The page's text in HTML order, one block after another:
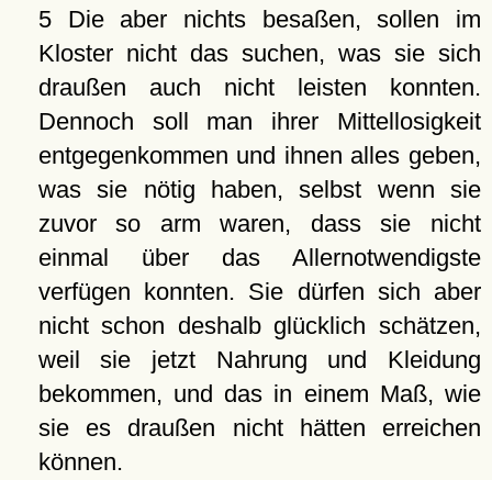
5 Die aber nichts besaßen, sollen im
Kloster nicht das suchen, was sie sich
draußen auch nicht leisten konnten.
Dennoch soll man ihrer Mittellosigkeit
entgegenkommen und ihnen alles geben,
was sie nötig haben, selbst wenn sie
zuvor so arm waren, dass sie nicht
einmal über das Allernotwendigste
verfügen konnten. Sie dürfen sich aber
nicht schon deshalb glücklich schätzen,
weil sie jetzt Nahrung und Kleidung
bekommen, und das in einem Maß, wie
sie es draußen nicht hätten erreichen
können.